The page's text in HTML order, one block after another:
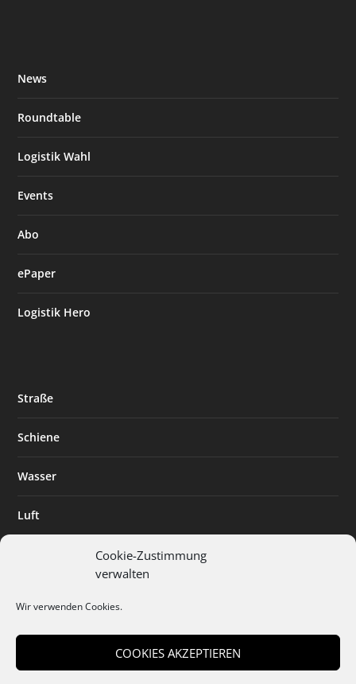
Cookie-Zustimmung
verwalten
Wir verwenden Cookies.
COOKIES AKZEPTIEREN
News
Roundtable
Logistik Wahl
Events
Abo
ePaper
Logistik Hero
Straße
Schiene
Wasser
Luft
Digitalisierung